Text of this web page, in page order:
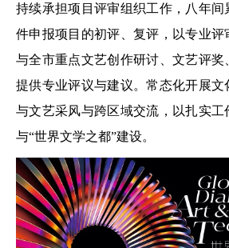
持续承担项目评审组织工作，八年间
件申报项目的初评、复评，以专业评
与全市重点文艺创作研讨、文艺评奖
提供专业评议与建议。常态化开展文
与文艺采风与跨区域交流，以扎实
与“世界文学之都”建设。